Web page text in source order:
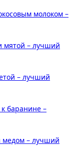
молоком –
мятой – лучший
– лучший
баранине –
– лучший